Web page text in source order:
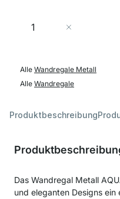
Menge
Alle Wandregale Metall
Alle Wandregale
Produktbeschreibung
Das Wandregal Metall
und eleganten Designs